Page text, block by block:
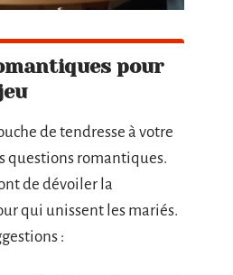
pour
de tendresse à votre
questions romantiques.
de dévoiler la
qui unissent les mariés.
: